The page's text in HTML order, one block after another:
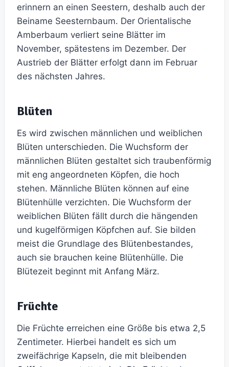
erinnern an einen Seestern, deshalb auch der
Beiname Seesternbaum. Der Orientalische
Amberbaum verliert seine Blätter im
November, spätestens im Dezember. Der
Austrieb der Blätter erfolgt dann im Februar
des nächsten Jahres.
Blüten
Es wird zwischen männlichen und weiblichen
Blüten unterschieden. Die Wuchsform der
männlichen Blüten gestaltet sich traubenförmig
mit eng angeordneten Köpfen, die hoch
stehen. Männliche Blüten können auf eine
Blütenhülle verzichten. Die Wuchsform der
weiblichen Blüten fällt durch die hängenden
und kugelförmigen Köpfchen auf. Sie bilden
meist die Grundlage des Blütenbestandes,
auch sie brauchen keine Blütenhülle. Die
Blütezeit beginnt mit Anfang März.
Früchte
Die Früchte erreichen eine Größe bis etwa 2,5
Zentimeter. Hierbei handelt es sich um
zweifächrige Kapseln, die mit bleibenden